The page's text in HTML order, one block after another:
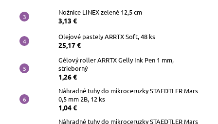
Nožnice LINEX zelené 12,5 cm
3,13 €
Olejové pastely ARRTX Soft, 48 ks
25,17 €
Gélový roller ARRTX Gelly Ink Pen 1 mm,
strieborný
1,26 €
Náhradné tuhy do mikroceruzky STAEDTLER Mars
0,5 mm 2B, 12 ks
1,04 €
Náhradné tuhy do mikroceruzky STAEDTLER Mars